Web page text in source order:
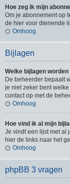
Hoe zeg ik mijn
Om je abonnement op
de hier voor dienende
Omhoog
Bijlagen
Welke bijlagen
De beheerder bepaalt
je niet zeker bent
contact op met de
Omhoog
Hoe vind ik al mijn
Je vindt een lijst met al
hier de links naar het
Omhoog
phpBB 3 vragen